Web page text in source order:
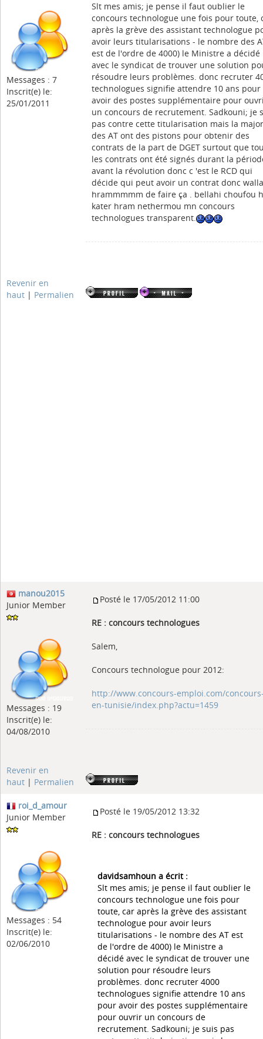
Messages : 7
Inscrit(e) le:
25/01/2011
Slt mes amis; je pense il faut oublier le
concours technologue une fois pour toute,
après la grève des assistant technologue
avoir leurs titularisations - le nombre des
est de l'ordre de 4000) le Ministre a décidé
avec le syndicat de trouver une solution
résoudre leurs problèmes. donc recruter
technologues signifie attendre 10 ans pour
avoir des postes supplémentaire pour
un concours de recrutement. Sadkouni; je
pas contre cette titularisation mais la
des AT ont des pistons pour obtenir des
contrats de la part de DGET surtout que
les contrats ont été signés durant la
avant la révolution donc c 'est le RCD qui
décide qui peut avoir un contrat donc
hrammmmm de faire ça . bellahi choufou
kater hram nethermou mn concours
technologues transparent.
Revenir en
haut | Permalien
manou2015
Junior Member
Messages : 19
Inscrit(e) le:
04/08/2010
Posté le 17/05/2012 11:00
RE : concours technologues
Salem,
Concours technologue pour 2012:
http://www.concours-emploi.com/
en-tunisie/index.php?actu=1459
Revenir en
haut | Permalien
roi_d_amour
Junior Member
Messages : 54
Inscrit(e) le:
02/06/2010
Posté le 19/05/2012 13:32
RE : concours technologues
davidsamhoun a écrit :
Slt mes amis; je pense il faut oublier le
concours technologue une fois pour
toute, car après la grève des assistant
technologue pour avoir leurs
titularisations - le nombre des AT est
de l'ordre de 4000) le Ministre a
décidé avec le syndicat de trouver une
solution pour résoudre leurs
problèmes. donc recruter 4000
technologues signifie attendre 10 ans
pour avoir des postes supplémentaire
pour ouvrir un concours de
recrutement. Sadkouni; je suis pas